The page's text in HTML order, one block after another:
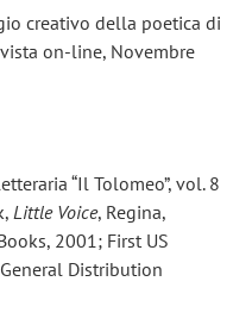
creativo della poetica di
on-line, Novembre
“Il Tolomeo”, vol. 8
Little Voice, Regina,
2001; First US
Distribution